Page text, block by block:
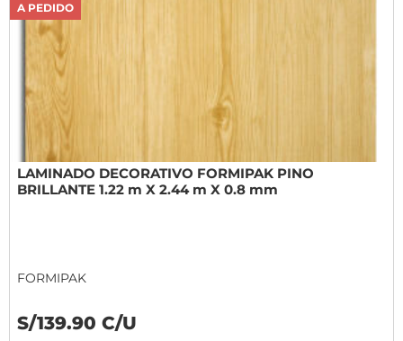
A PEDIDO
LAMINADO DECORATIVO FORMIPAK PINO
BRILLANTE 1.22 m X 2.44 m X 0.8 mm
FORMIPAK
S/139.90 C/U